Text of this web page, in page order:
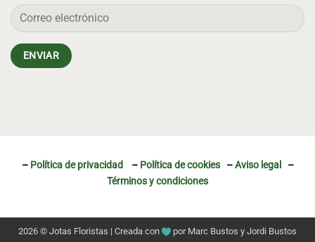
– Política de privacidad– Política de cookies–Aviso legal
–
Términos y condiciones
2026 © Jotas Floristas | Creada con por Marc Bustos y Jordi Bustos